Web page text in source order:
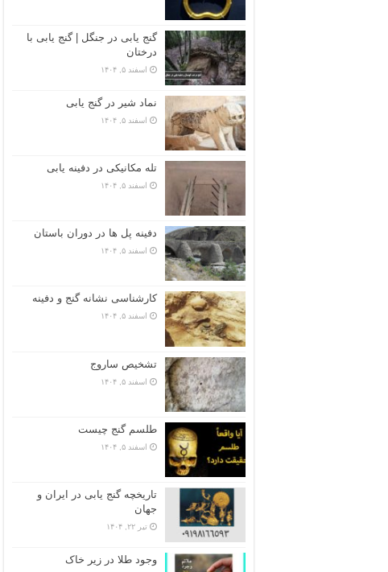
گنج یابی در جنگل | گنج یابی با
درختان
اسفند ۵, ۱۴۰۴
نماد شیر در گنج یابی
اسفند ۵, ۱۴۰۴
تله مکانیکی در دفینه یابی
اسفند ۵, ۱۴۰۴
دفینه پل ها در دوران باستان
اسفند ۵, ۱۴۰۴
کارشناسی نشانه گنج و دفینه
اسفند ۵, ۱۴۰۴
تشخیص ساروج
اسفند ۵, ۱۴۰۴
طلسم گنج چیست
اسفند ۵, ۱۴۰۴
تاریخچه گنج‌ یابی در ایران و
جهان
تیر ۲۲, ۱۴۰۴
وجود طلا در زیر خاک